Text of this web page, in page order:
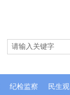
纪检监察 民生